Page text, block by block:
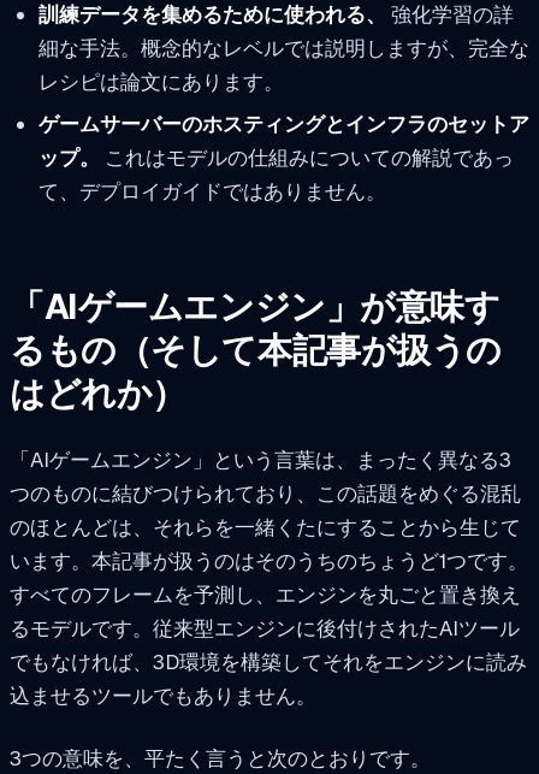
訓練データを集めるために使われる、
強化学習の詳
細な手法。概念的なレベルでは説明しますが、完全な
レシピは論文にあります。
ゲームサーバーのホスティングとインフラのセットア
ップ。
これはモデルの仕組みについての解説であっ
て、デプロイガイドではありません。
「AIゲームエンジン」が意味す
るもの（そして本記事が扱うの
はどれか）
「AIゲームエンジン」という言葉は、まったく異なる3
つのものに結びつけられており、この話題をめぐる混乱
のほとんどは、それらを一緒くたにすることから生じて
います。本記事が扱うのはそのうちのちょうど1つです。
すべてのフレームを予測し、エンジンを丸ごと置き換え
るモデルです。従来型エンジンに後付けされたAIツール
でもなければ、3D環境を構築してそれをエンジンに読み
込ませるツールでもありません。
3つの意味を、平たく言うと次のとおりです。